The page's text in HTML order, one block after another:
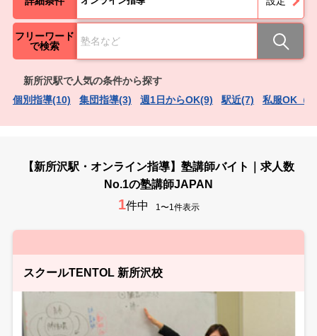
フリーワード
で検索
新所沢駅で人気の条件から探す
個別指導(10)
集団指導(3) 週1日からOK(9) 駅近(7) 私服OK（
【新所沢駅・オンライン指導】塾講師バイト｜求人数
No.1の塾講師JAPAN
1件中 1〜1件表示
スクールTENTOL 新所沢校